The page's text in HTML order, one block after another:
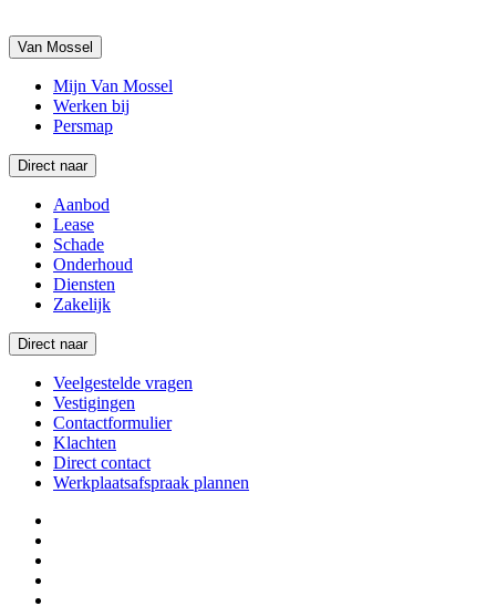
Van Mossel
Mijn Van Mossel
Werken bij
Persmap
Direct naar
Aanbod
Lease
Schade
Onderhoud
Diensten
Zakelijk
Direct naar
Veelgestelde vragen
Vestigingen
Contactformulier
Klachten
Direct contact
Werkplaatsafspraak plannen